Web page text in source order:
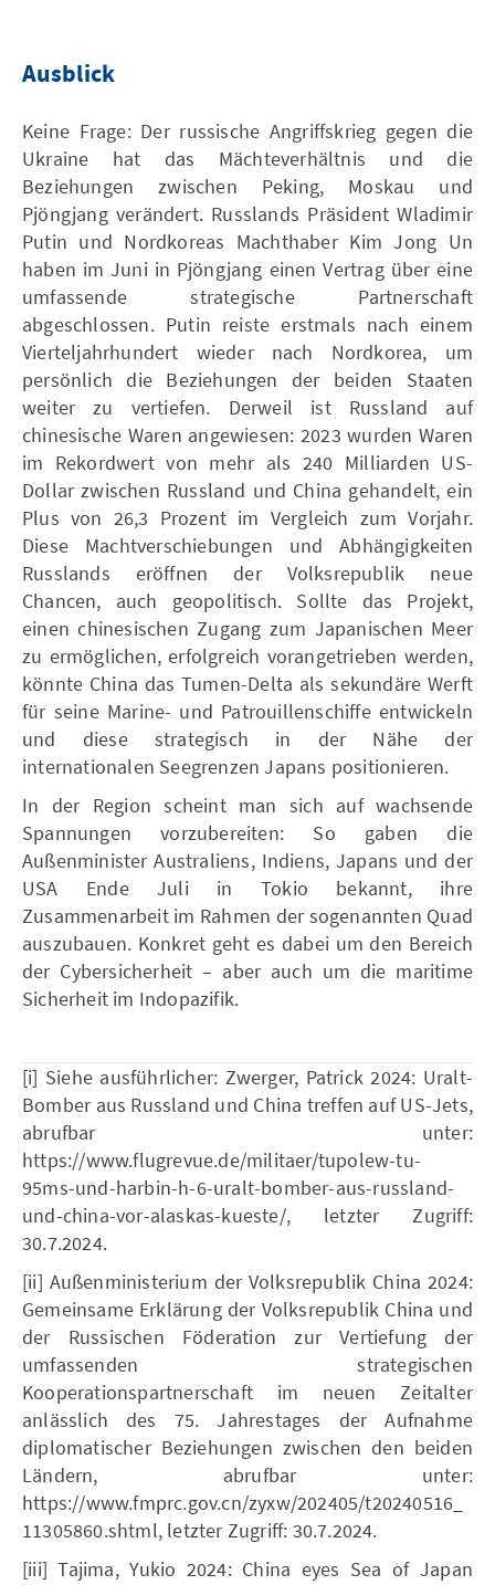
Ausblick
Keine Frage: Der russische Angriffskrieg gegen die
Ukraine hat das Mächteverhältnis und die
Beziehungen zwischen Peking, Moskau und
Pjöngjang verändert. Russlands Präsident Wladimir
Putin und Nordkoreas Machthaber Kim Jong Un
haben im Juni in Pjöngjang einen Vertrag über eine
umfassende strategische Partnerschaft
abgeschlossen. Putin reiste erstmals nach einem
Vierteljahrhundert wieder nach Nordkorea, um
persönlich die Beziehungen der beiden Staaten
weiter zu vertiefen. Derweil ist Russland auf
chinesische Waren angewiesen: 2023 wurden Waren
im Rekordwert von mehr als 240 Milliarden US-
Dollar zwischen Russland und China gehandelt, ein
Plus von 26,3 Prozent im Vergleich zum Vorjahr.
Diese Machtverschiebungen und Abhängigkeiten
Russlands eröffnen der Volksrepublik neue
Chancen, auch geopolitisch. Sollte das Projekt,
einen chinesischen Zugang zum Japanischen Meer
zu ermöglichen, erfolgreich vorangetrieben werden,
könnte China das Tumen-Delta als sekundäre Werft
für seine Marine- und Patrouillenschiffe entwickeln
und diese strategisch in der Nähe der
internationalen Seegrenzen Japans positionieren.
In der Region scheint man sich auf wachsende
Spannungen vorzubereiten: So gaben die
Außenminister Australiens, Indiens, Japans und der
USA Ende Juli in Tokio bekannt, ihre
Zusammenarbeit im Rahmen der sogenannten Quad
auszubauen. Konkret geht es dabei um den Bereich
der Cybersicherheit – aber auch um die maritime
Sicherheit im Indopazifik.
[i] Siehe ausführlicher: Zwerger, Patrick 2024: Uralt-
Bomber aus Russland und China treffen auf US-Jets,
abrufbar unter:
https://www.flugrevue.de/militaer/tupolew-tu-
95ms-und-harbin-h-6-uralt-bomber-aus-russland-
und-china-vor-alaskas-kueste/, letzter Zugriff:
30.7.2024.
[ii] Außenministerium der Volksrepublik China 2024:
Gemeinsame Erklärung der Volksrepublik China und
der Russischen Föderation zur Vertiefung der
umfassenden strategischen
Kooperationspartnerschaft im neuen Zeitalter
anlässlich des 75. Jahrestages der Aufnahme
diplomatischer Beziehungen zwischen den beiden
Ländern, abrufbar unter:
https://www.fmprc.gov.cn/zyxw/202405/t20240516_
11305860.shtml, letzter Zugriff: 30.7.2024.
[iii] Tajima, Yukio 2024: China eyes Sea of Japan